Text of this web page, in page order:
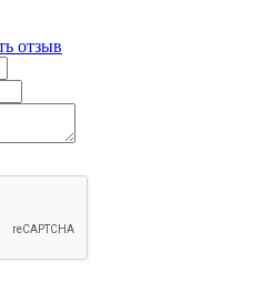
отзыв